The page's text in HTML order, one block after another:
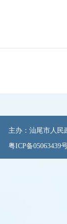
主办：汕尾市人民
粤ICP备05063439